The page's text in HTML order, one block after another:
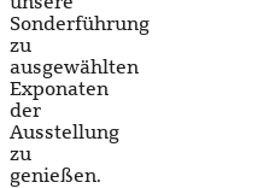
Sonderführung
zu
ausgewählten
Exponaten
der
Ausstellung
zu
genießen.